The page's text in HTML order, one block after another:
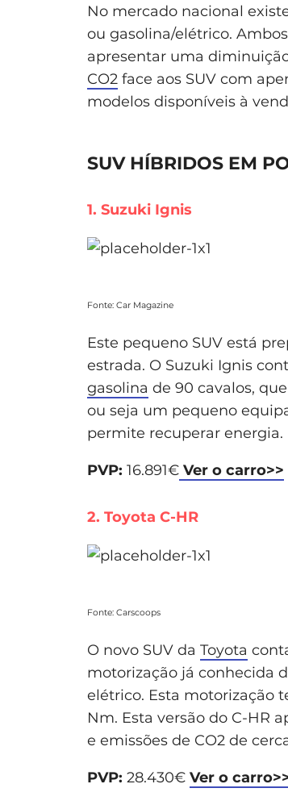
No mercado nacional
ou gasolina/elétrico.
apresentar uma
CO2 face aos SUV com
modelos disponíveis à
SUV HÍBRIDOS EM
1. Suzuki Ignis
Fonte: Car Magazine
Este pequeno SUV está
estrada. O Suzuki Ignis
gasolina de 90 cavalos,
ou seja um pequeno
permite recuperar energia.
PVP: 16.891€ Ver o carro>>
2. Toyota C-HR
Fonte: Carscoops
O novo SUV da Toyota
motorização já conhecida
elétrico. Esta motorização
Nm. Esta versão do C-HR
e emissões de CO2 de
PVP: 28.430€ Ver o